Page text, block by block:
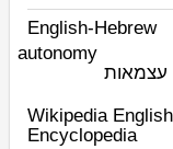
English-Hebrew
autonomy
עצמאות
Wikipedia
Encyclopedia